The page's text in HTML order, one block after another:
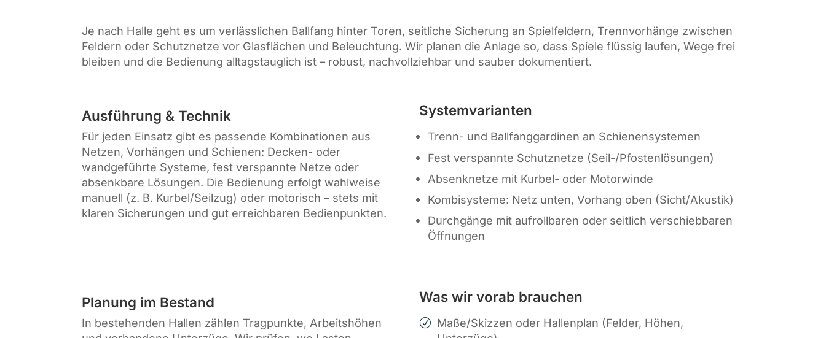
Je nach Halle geht es um verlässlichen Ballfang hinter Toren, seitliche Sicherung an Spielfeldern, Trennvorhänge zwischen
Feldern oder Schutznetze vor Glasflächen und Beleuchtung. Wir planen die Anlage so, dass Spiele flüssig laufen, Wege frei
bleiben und die Bedienung alltagstauglich ist – robust, nachvollziehbar und sauber dokumentiert.
Ausführung & Technik
Für jeden Einsatz gibt es passende Kombinationen aus
Netzen, Vorhängen und Schienen: Decken- oder
wandgeführte Systeme, fest verspannte Netze oder
absenkbare Lösungen. Die Bedienung erfolgt wahlweise
manuell (z. B. Kurbel/Seilzug) oder motorisch – stets mit
klaren Sicherungen und gut erreichbaren Bedienpunkten.
Systemvarianten
Trenn- und Ballfanggardinen an Schienensystemen
Fest verspannte Schutznetze (Seil-/Pfostenlösungen)
Absenknetze mit Kurbel- oder Motorwinde
Kombisysteme: Netz unten, Vorhang oben (Sicht/Akustik)
Durchgänge mit aufrollbaren oder seitlich verschiebbaren
Öffnungen
Planung im Bestand
In bestehenden Hallen zählen Tragpunkte, Arbeitshöhen
Was wir vorab brauchen
Maße/Skizzen oder Hallenplan (Felder, Höhen,